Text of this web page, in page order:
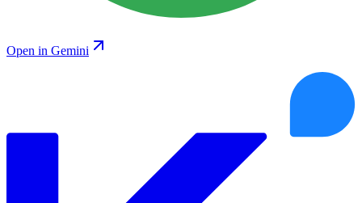
Open in Gemini